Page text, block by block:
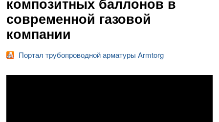
современной газовой
компании
Портал трубопроводной арматуры Armtorg